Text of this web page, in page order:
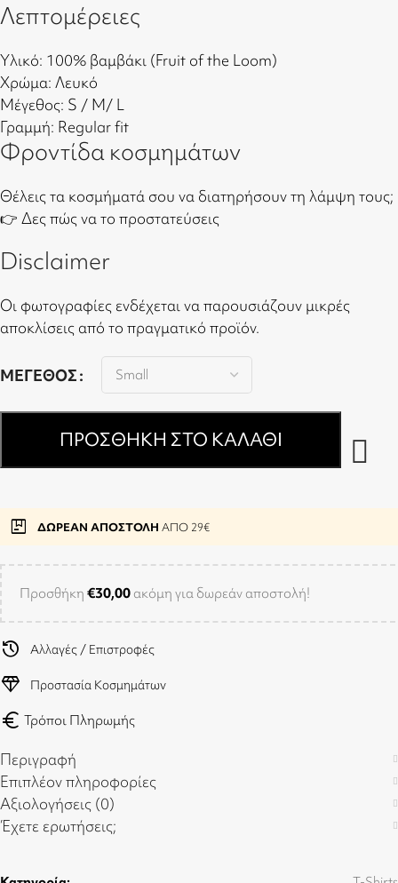
Λεπτομέρειες
Υλικό: 100% βαμβάκι (Fruit of the Loom)
Χρώμα: Λευκό
Μέγεθος: S / M/ L
Γραμμή: Regular fit
Φροντίδα κοσμημάτων
Θέλεις τα κοσμήματά σου να διατηρήσουν τη λάμψη τους;
👉 Δες πώς να το προστατεύσεις
Disclaimer
Οι φωτογραφίες ενδέχεται να παρουσιάζουν μικρές
αποκλίσεις από το πραγματικό προϊόν.
ΜΈΓΕΘΟΣ
ΠΡΟΣΘΉΚΗ ΣΤΟ ΚΑΛΆΘΙ
package ΔΩΡΕΑΝ ΑΠΟΣΤΟΛΗ ΑΠΟ 29€
Προσθήκη €30,00 ακόμη για δωρεάν αποστολή!
history Αλλαγές / Επιστροφές
diamond Προστασία Κοσμημάτων
euro Τρόποι Πληρωμής
Περιγραφή
Επιπλέον πληροφορίες
Αξιολογήσεις (0)
Έχετε ερωτήσεις;